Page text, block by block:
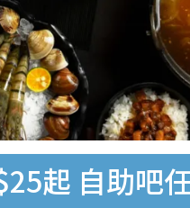
起 自助吧